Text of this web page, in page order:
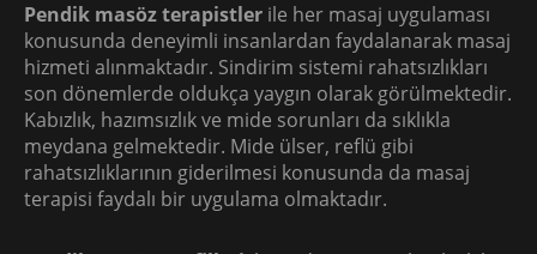
Pendik masöz terapistler ile her masaj uygulaması
konusunda deneyimli insanlardan faydalanarak masaj
hizmeti alınmaktadır. Sindirim sistemi rahatsızlıkları
son dönemlerde oldukça yaygın olarak görülmektedir.
Kabızlık, hazımsızlık ve mide sorunları da sıklıkla
meydana gelmektedir. Mide ülser, reflü gibi
rahatsızlıklarının giderilmesi konusunda da masaj
terapisi faydalı bir uygulama olmaktadır.